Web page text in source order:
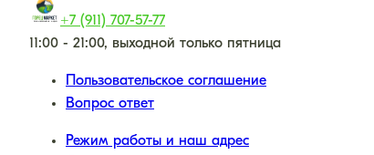
+7 (911) 707-57-77
11:00 - 21:00, выходной только пятница
Пользовательское соглашение
Вопрос ответ
Режим работы и наш адрес